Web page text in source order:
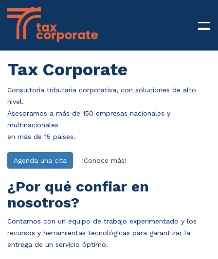
Tax Corporate
Consultoría tributaria corporativa, con soluciones de alto
nivel.
Asesoramos a más de 150 empresas nacionales y
multinacionales
en más de 15 países.
Agenda una cita ¡Conoce más!
¿Por qué confiar en
nosotros?
Contamos con un equipo de trabajo experimentado y los
recursos y herramientas tecnológicas para garantizar la
entrega de un servicio óptimo.